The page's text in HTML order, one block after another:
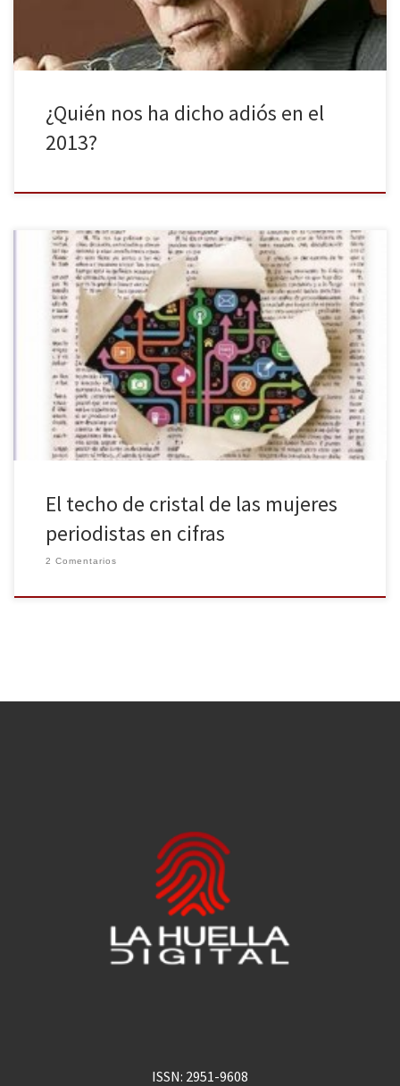
¿Quién nos ha dicho adiós en el
2013?
Según el Informe de la Profesión Periodística 2013, publicado por
la Asociación de la Prensa de Madrid, el número de mujeres que
se dedican al periodismo ha aumentado, pero siguen estando
mal representadas en los altos cargos entre los puestos de
directores o directores de informativos. Asimismo, de los 10.560
El techo de cristal de las mujeres
periodistas en cifras
2 Comentarios
ISSN: 2951-9608